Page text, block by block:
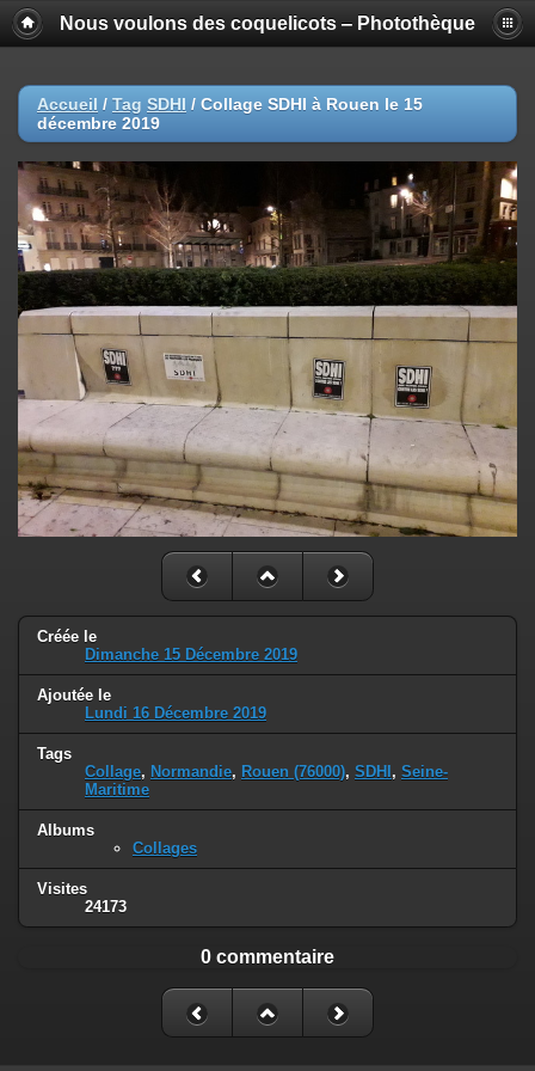
Nous voulons des coquelicots ‒ Photothèque
Accueil / Tag SDHI / Collage SDHI à Rouen le 15
décembre 2019
Créée le
Dimanche 15 Décembre 2019
Ajoutée le
Lundi 16 Décembre 2019
Tags
Collage, Normandie, Rouen (76000), SDHI , Seine-
Maritime
Albums
Collages
Visites
24173
0 commentaire